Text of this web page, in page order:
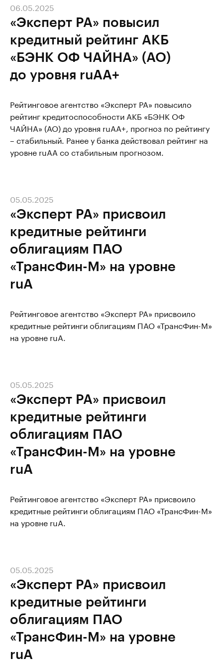
«Эксперт РА» повысил
кредитный рейтинг АКБ
«БЭНК ОФ ЧАЙНА» (АО)
до уровня ruAA+
06.05.2025
Рейтинговое агентство «Эксперт РА» повысило
рейтинг кредитоспособности АКБ «БЭНК ОФ
ЧАЙНА» (АО) до уровня ruАА+, прогноз по рейтингу
– стабильный. Ранее у банка действовал рейтинг на
уровне ruAA со стабильным прогнозом.
«Эксперт РА» присвоил
кредитные рейтинги
облигациям ПАО
«ТрансФин-М» на уровне
ruA
05.05.2025
Рейтинговое агентство «Эксперт РА» присвоило
кредитные рейтинги облигациям ПАО «ТрансФин-М»
на уровне ruA.
«Эксперт РА» присвоил
кредитные рейтинги
облигациям ПАО
«ТрансФин-М» на уровне
ruA
05.05.2025
Рейтинговое агентство «Эксперт РА» присвоило
кредитные рейтинги облигациям ПАО «ТрансФин-М»
на уровне ruA.
«Эксперт РА» присвоил
кредитные рейтинги
облигациям ПАО
«ТрансФин-М» на уровне
ruA
05.05.2025